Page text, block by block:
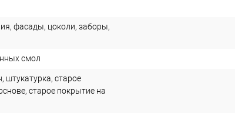
фасады, цоколи, заборы,
смол
штукатурка, старое
старое покрытие на